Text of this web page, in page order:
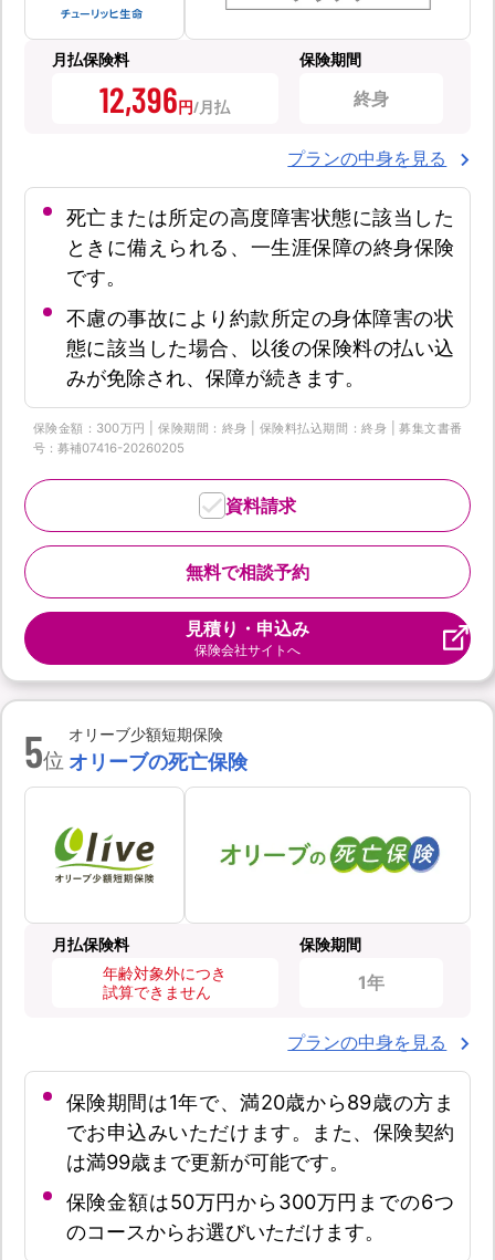
月払保険料
12,396円
保険期間
終身
プランの中身を見る
死亡または所定の高度障害状態に該当した
ときに備えられる、一生涯保障の終身保険
です。
不慮の事故により約款所定の身体障害の状
態に該当した場合、以後の保険料の払い込
みが免除され、保障が続きます。
保険金額：300万円 | 保険期間：終身 | 保険料払込期間：終身 | 募集文書番
号：募補07416-20260205
無料で相談予約
資料請求
見積り・申込み
保険会社サイトへ
5位
オリーブ少額短期保険
オリーブの死亡保険
月払保険料
年齢対象外につき
試算できません
保険期間
1年
プランの中身を見る
保険期間は1年で、満20歳から89歳の方ま
でお申込みいただけます。また、保険契約
は満99歳まで更新が可能です。
保険金額は50万円から300万円までの6つ
のコースからお選びいただけます。